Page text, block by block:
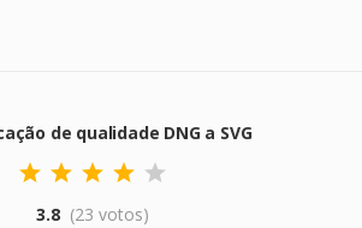
de qualidade DNG a SVG
3.8 (23 votos)